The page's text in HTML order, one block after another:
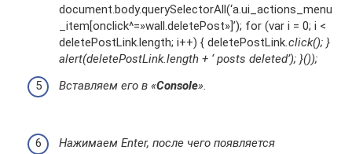
document.body.querySelectorAll(‘a.ui_actions_menu
_item[onclick^=»wall.deletePost»]’); for (var i = 0; i <
deletePostLink.length; i++) { deletePostLink.click(); }
alert(deletePostLink.length + ‘ posts deleted’); }());
Вставляем его в «Console».
Нажимаем Enter, после чего появляется